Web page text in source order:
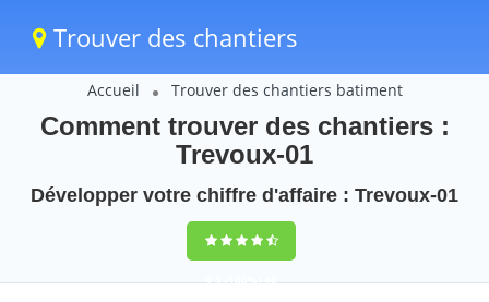
Trouver des chantiers
Accueil Trouver des chantiers batiment
Comment trouver des chantiers :
Trevoux-01
Développer votre chiffre d'affaire : Trevoux-01
9,5(100%)40